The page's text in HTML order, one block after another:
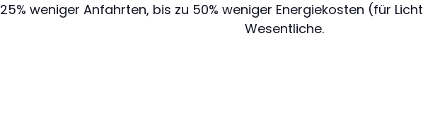
25% weniger Anfahrten, bis zu 50% weniger Energiekosten (für
Wesentliche.